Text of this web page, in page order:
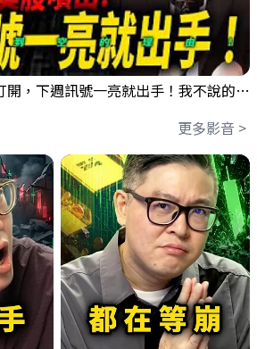
【貪婪時間】格局要打開，下週訊號一亮就出手！我不說的話還真一堆人不知道！｜錢進大趨勢 Mr.智霖 陳 2026/08/08
更多影音 >